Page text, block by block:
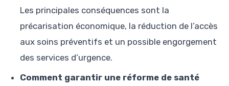
Les principales conséquences sont la
précarisation économique, la réduction de l’accès
aux soins préventifs et un possible engorgement
des services d’urgence.
Comment garantir une réforme de santé